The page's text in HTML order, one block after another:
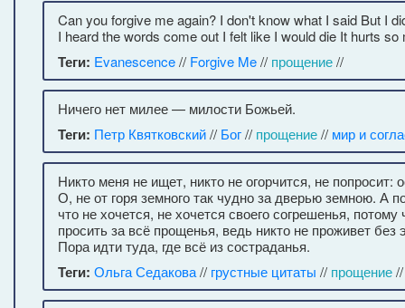
Can you forgive me again? I don't know what I said But I
I heard the words come out I felt like I would die It hurts
Теги: Evanescence// Forgive Me// прощение//
Ничего нет милее — милости Божьей.
Теги: Петр Квятковский// Бог// прощение// мир и
Никто меня не ищет, никто не огорчится, не попросит:
О, не от горя земного так чудно за дверью земною. А
что не хочется, не хочется своего согрешенья, потому
просить за всё прощенья, ведь никто не проживет без
Пора идти туда, где всё из состраданья.
Теги: Ольга Седакова// грустные цитаты // прощение